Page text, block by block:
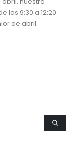
las 9:30 a 12:20
de abril.